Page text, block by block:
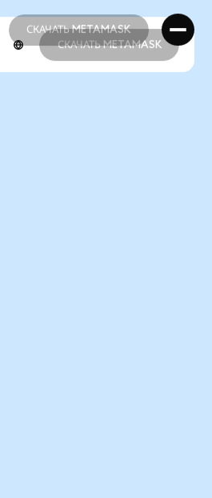
СКАЧАТЬ METAMASK
СКАЧАТЬ METAMASK
СКАЧАТЬ METAMASK